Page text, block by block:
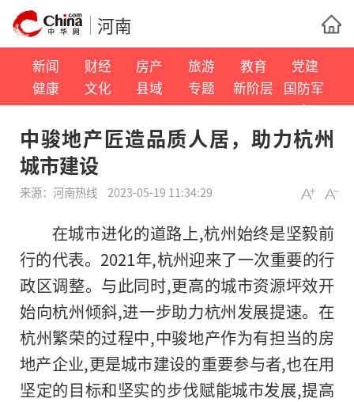
河南
新闻 财经 房产 旅游 教育
党建
健康
文化 县域 专题 新阶层
国防军
事
中骏地产匠造品质人居，助力杭州
城市建设
来源： 河南热线 2023-05-19 11:34:29
在城市进化的道路上,杭州始终是坚毅前
行的代表。2021年,杭州迎来了一次重要的行
政区调整。与此同时,更高的城市资源坪效开
始向杭州倾斜,进一步助力杭州发展提速。在
杭州繁荣的过程中,中骏地产作为有担当的房
地产企业,更是城市建设的重要参与者,也在用
坚定的目标和坚实的步伐赋能城市发展,提高